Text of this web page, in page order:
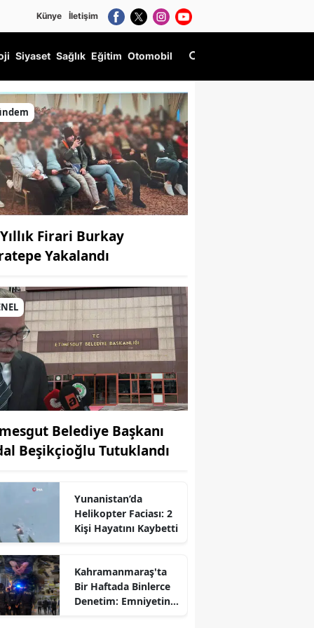
Künye İletişim
Siyaset Sağlık Eğitim Otomobil
Firari Burkay
Yakalandı
Belediye Başkanı
Beşikçioğlu Tutuklandı
Yunanistan’da
Helikopter Faciası: 2
Kişi Hayatını Kaybetti
Kahramanmaraş'ta
Bir Haftada Binlerce
Denetim: Emniyetin